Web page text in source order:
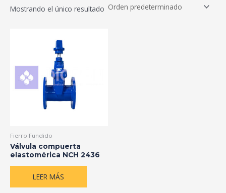
Mostrando el único resultado
Fierro Fundido
Válvula compuerta
elastomérica NCH 2436
LEER MÁS